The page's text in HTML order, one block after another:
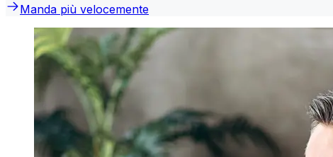
Manda più velocemente